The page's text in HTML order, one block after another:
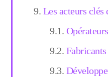
Les acteurs clés